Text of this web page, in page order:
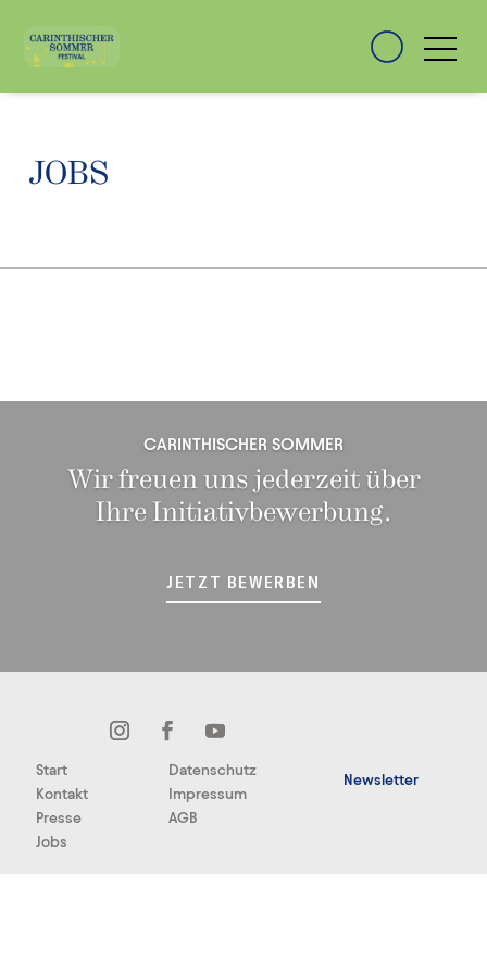
JOBS
CARINTHISCHER SOMMER
Wir freuen uns jederzeit über
Ihre Initiativbewerbung.
JETZT BEWERBEN
Start
Kontakt
Presse
Jobs
Datenschutz
Impressum
AGB
Newsletter